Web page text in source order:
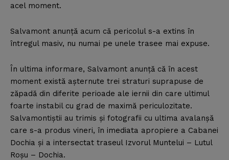
acel moment.
Salvamont anunţă acum că pericolul s-a extins în
întregul masiv, nu numai pe unele trasee mai expuse.
În ultima informare, Salvamont anunţă că în acest
moment există aşternute trei straturi suprapuse de
zăpadă din diferite perioade ale iernii din care ultimul
foarte instabil cu grad de maximă periculozitate.
Salvamontiştii au trimis şi fotografii cu ultima avalanşă
care s-a produs vineri, în imediata apropiere a Cabanei
Dochia şi a intersectat traseul Izvorul Muntelui – Lutul
Roşu – Dochia.